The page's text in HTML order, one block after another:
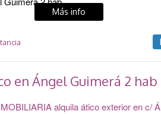
Más info
en Ángel Guimerá 2 hab
alquila ático exterior en c/